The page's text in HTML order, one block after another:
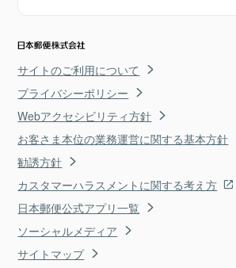
サイトのご利用について
プライバシーポリシー
Webアクセシビリティ方針
お客さま本位の業務運営に関する基本方針
勧誘方針
カスタマーハラスメントに関する考え方
日本郵便公式アプリ一覧
ソーシャルメディア
サイトマップ